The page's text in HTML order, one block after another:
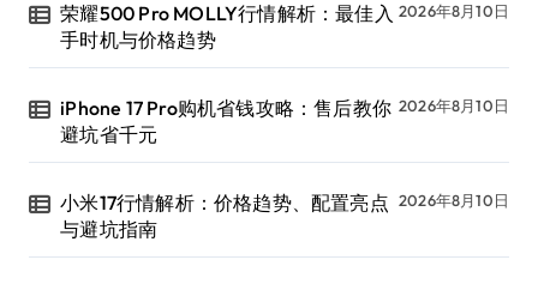
荣耀500 Pro MOLLY行情解析：最佳入
手时机与价格趋势
2026年8月10日
iPhone 17 Pro购机省钱攻略：售后教你
避坑省千元
2026年8月10日
小米17行情解析：价格趋势、配置亮点
与避坑指南
2026年8月10日